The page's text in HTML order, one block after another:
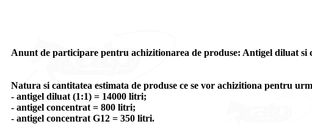
Anunt de participare pentru achizitionarea de produse: Antigel diluat si
Natura si cantitatea estimata de produse ce se vor achizitiona pentru
- antigel diluat (1:1) = 14000 litri;
- antigel concentrat = 800 litri;
- antigel concentrat G12 = 350 litri.